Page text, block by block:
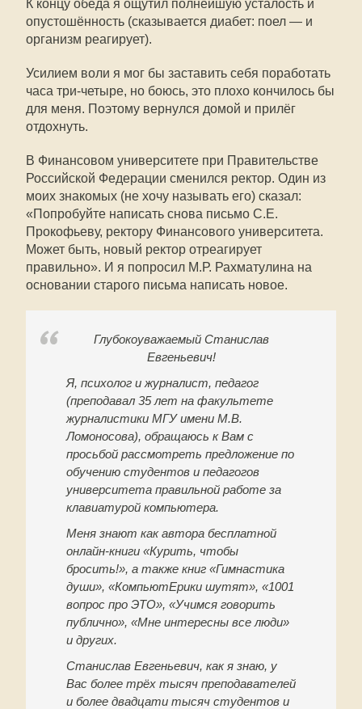
К концу обеда я ощутил полнейшую усталость и
опустошённость (сказывается диабет: поел — и
организм реагирует).
Усилием воли я мог бы заставить себя поработать
часа три-четыре, но боюсь, это плохо кончилось бы
для меня. Поэтому вернулся домой и прилёг
отдохнуть.
В Финансовом университете при Правительстве
Российской Федерации сменился ректор. Один из
моих знакомых (не хочу называть его) сказал:
«Попробуйте написать снова письмо С.Е.
Прокофьеву, ректору Финансового университета.
Может быть, новый ректор отреагирует
правильно». И я попросил М.Р. Рахматулина на
основании старого письма написать новое.
Глубокоуважаемый Станислав
Евгеньевич!
Я, психолог и журналист, педагог
(преподавал 35 лет на факультете
журналистики МГУ имени М.В.
Ломоносова), обращаюсь к Вам с
просьбой рассмотреть предложение по
обучению студентов и педагогов
университета правильной работе за
клавиатурой компьютера.
Меня знают как автора бесплатной
онлайн-книги «Курить, чтобы
бросить!», а также книг «Гимнастика
души», «КомпьютЕрики шутят», «1001
вопрос про ЭТО», «Учимся говорить
публично», «Мне интересны все люди»
и других.
Станислав Евгеньевич, как я знаю, у
Вас более трёх тысяч преподавателей
и более двадцати тысяч студентов и